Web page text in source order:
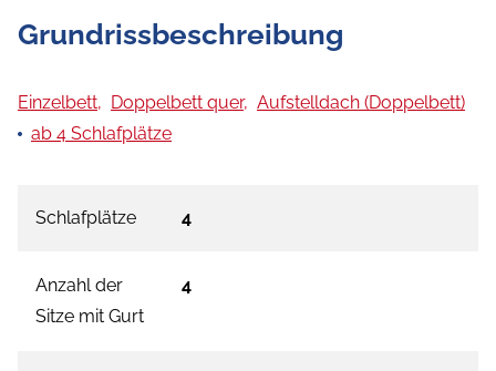
Grundrissbeschreibung
Einzelbett, Doppelbett quer, Aufstelldach (Doppelbett)
ab 4 Schlafplätze
Schlafplätze 4
Anzahl der
Sitze mit Gurt
4